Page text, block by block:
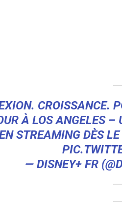
CROISSANCE.
À LOS ANGELES –
STREAMING DÈS
— DISNEY+ FR